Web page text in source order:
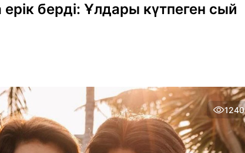
берді: Ұлдары күтпеген сый
1240